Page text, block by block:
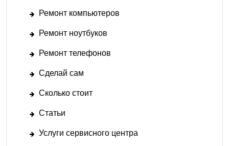
Ремонт компьютеров
Ремонт ноутбуков
Ремонт телефонов
Сделай сам
Сколько стоит
Статьи
Услуги сервисного центра